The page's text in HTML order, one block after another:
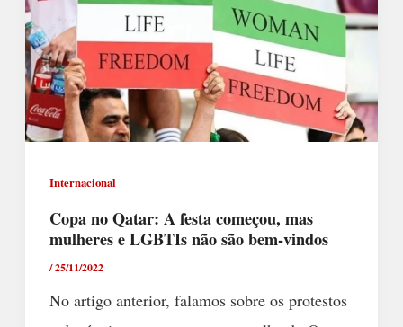
Internacional
Copa no Qatar: A festa começou, mas
mulheres e LGBTIs não são bem-vindos
/25/11/2022
No artigo anterior, falamos sobre os protestos